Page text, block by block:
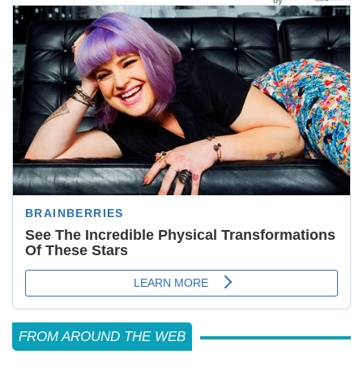
FROM AROUND THE WEB